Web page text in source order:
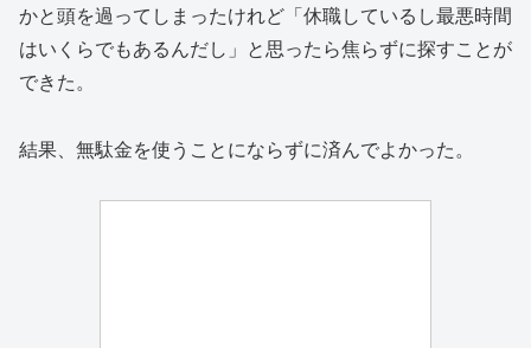
かと頭を過ってしまったけれど「休職しているし最悪時間
はいくらでもあるんだし」と思ったら焦らずに探すことが
できた。
結果、無駄金を使うことにならずに済んでよかった。